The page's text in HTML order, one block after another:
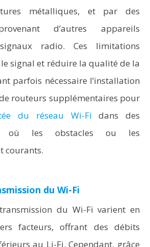
métalliques, et par des
d’autres appareils
radio. Ces limitations
signal et réduire la qualité de la
parfois nécessaire l’installation
routeurs supplémentaires pour
du réseau Wi-Fi dans des
où les obstacles ou les
courants.
du Wi-Fi
du Wi-Fi varient en
facteurs, offrant des débits
au Li-Fi. Cependant, grâce